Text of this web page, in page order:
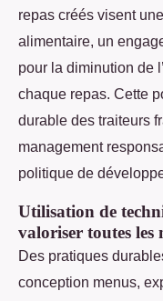
repas créés visent
alimentaire, un
pour la diminution de
chaque repas. Cette
durable des traiteurs
management
politique de
Utilisation de
valoriser toutes les
Des pratiques
conception menus,